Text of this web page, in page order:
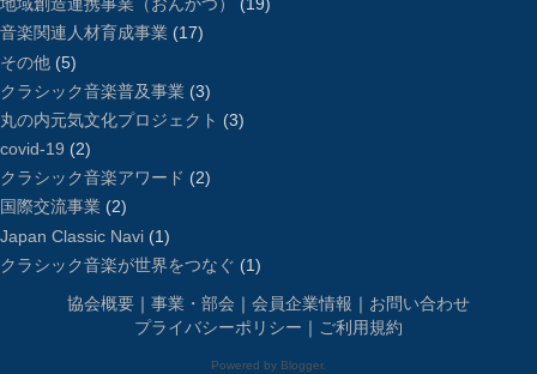
音楽関連人材育成事業 (17)
その他 (5)
クラシック音楽普及事業 (3)
丸の内元気文化プロジェクト (3)
covid-19 (2)
クラシック音楽アワード (2)
国際交流事業 (2)
Japan Classic Navi (1)
クラシック音楽が世界をつなぐ (1)
協会概要 ｜ 事業・部会 ｜ 会員企業情報 ｜ お問い合わせ
プライバシーポリシー ｜ ご利用規約
Powered by Blogger.